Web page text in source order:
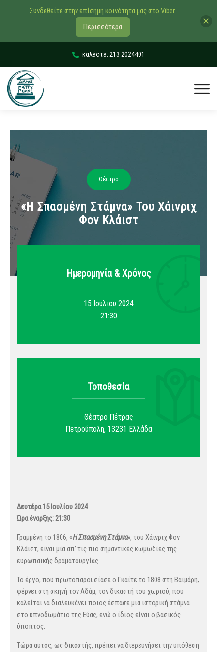
καλέστε: 213 2024401
Θέατρο
«Η Σπασμένη Στάμνα» Του Χάινριχ
Φον Κλάιστ
Ημερομηνία & Xρόνος
15 Ιουλίου 2024
21:30
Τοποθεσία
Θέατρο Πέτρας
Πετρούπολη, 13231 Ελλάδα
Δευτέρα 15 Ιουλίου 2024
Ώρα έναρξης: 21:30
Γραμμένη το 1806, «Η Σπασμένη Στάμνα», του Χάινριχ Φον
Κλάιστ, είναι μία απ’ τις πιο σημαντικές κωμωδίες της
ευρωπαϊκής δραματουργίας.
Το έργο, που πρωτοπαρουσίασε ο Γκαίτε το 1808 στη Βαϊμάρη,
φέρνει στη σκηνή τον Αδάμ, τον δικαστή του χωριού, που
καλείται να διαλευκάνει ποιος έσπασε μια ιστορική στάμνα
στο υπνοδωμάτιο της Εύας, ενώ ο ίδιος είναι ο βασικός
ύποπτος.
Τώρα αυτός, ως δικαστής, πρέπει να διερευνήσει την υπόθεση
Συνδεθείτε στην επίσημη κοινότητα μας στο Viber.
Περισσότερα